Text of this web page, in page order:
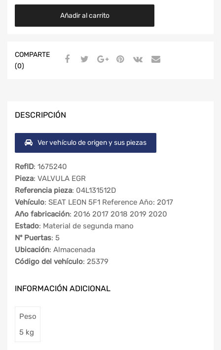
Añadir al carrito
COMPARTE
(0)
DESCRIPCIÓN
Ver vehículo de origen y sus piezas
RefID: 1675240
Pieza: VALVULA EGR
Referencia pieza: 04L131512D
Vehículo: SEAT LEON 5F1 Reference Año: 2017
Año fabricación: 2016 2017 2018 2019 2020
Estado: Material de segunda mano
Nº Puertas: 5
Ubicación: Almacenada
Código del vehículo: 25379
INFORMACIÓN ADICIONAL
Peso
5 kg